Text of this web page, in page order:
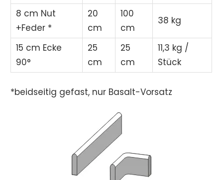
8 cm Nut
+Feder *
20
cm
100
cm
38 kg
15 cm Ecke
90°
25
cm
25
cm
11,3 kg /
Stück
*beidseitig gefast, nur Basalt-Vorsatz